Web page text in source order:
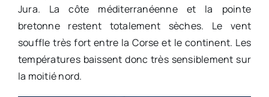
Jura. La côte méditerranéenne et la pointe
bretonne restent totalement sèches. Le vent
souffle très fort entre la Corse et le continent. Les
températures baissent donc très sensiblement sur
la moitié nord.